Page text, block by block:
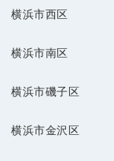
横浜市西区
横浜市南区
横浜市磯子区
横浜市金沢区